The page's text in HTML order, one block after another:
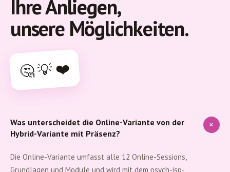
Ihre Anliegen,
unsere Möglichkeiten.
🤔 💡 ❤️
Was unterscheidet die Online-Variante von der
Hybrid-Variante mit Präsenz?
+
Die Online-Variante umfasst alle 12 Online-Sessions,
Grundlagen und Module und wird mit dem psych-isp-